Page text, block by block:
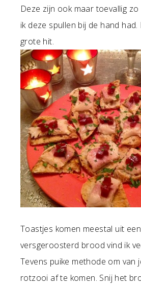
Deze zijn ook maar toevallig
ik deze spullen bij de hand had.
grote hit.
Toastjes komen meestal uit
versgeroosterd brood vind ik
Tevens puike methode om van
rotzooi af te komen. Snij het